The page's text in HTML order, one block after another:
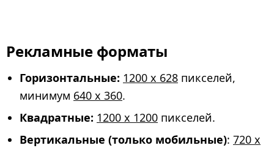
Рекламные форматы
Горизонтальные: 1200 x 628 пикселей,
минимум 640 x 360.
Квадратные: 1200 x 1200 пикселей.
Вертикальные (только мобильные): 720 x